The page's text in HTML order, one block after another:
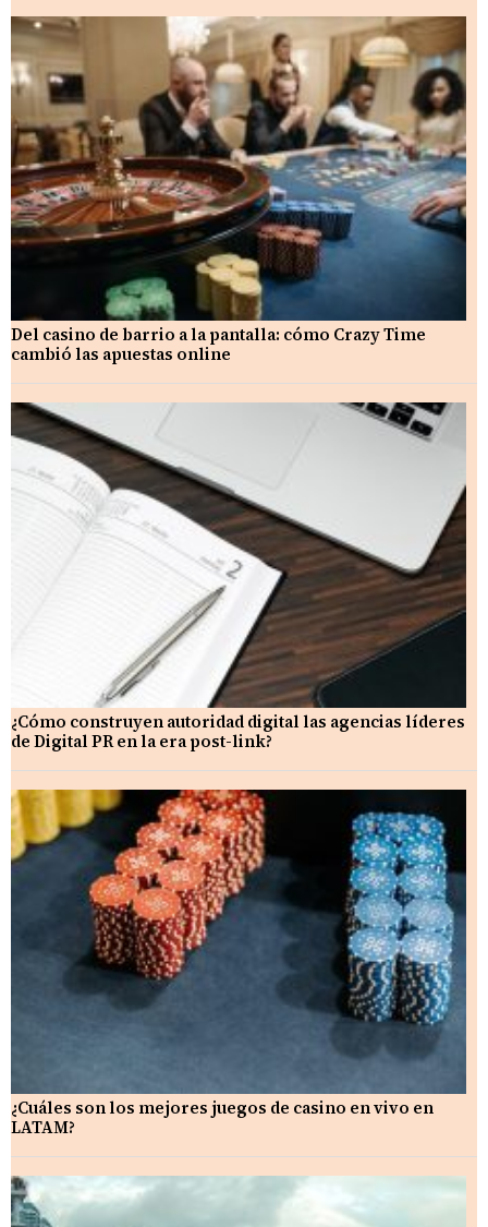
Del casino de barrio a la pantalla: cómo Crazy Time
cambió las apuestas online
¿Cómo construyen autoridad digital las agencias líderes
de Digital PR en la era post-link?
¿Cuáles son los mejores juegos de casino en vivo en
LATAM?